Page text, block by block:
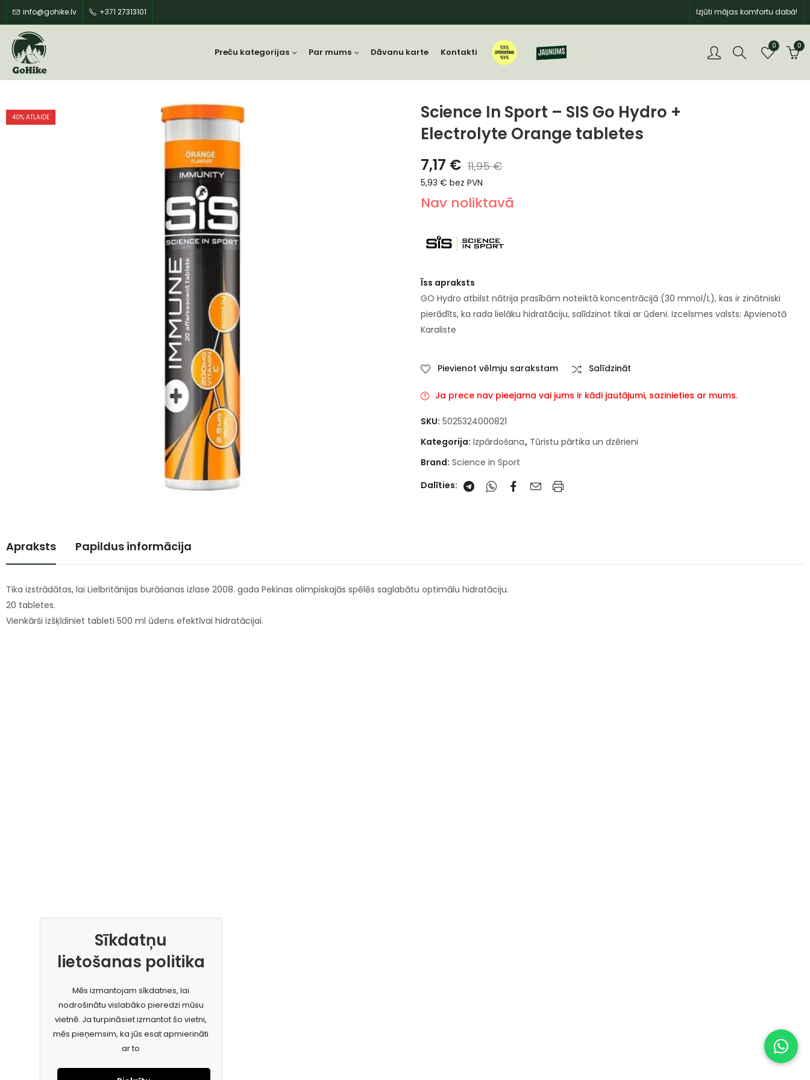
info@gohike.lv +371 27313101 Izjūti mājas komfortu dabā!
Preču kategorijas Par mums Dāvanu karte Kontakti
0 0
40% ATLAIDE
Science In Sport – SIS Go Hydro +
Electrolyte Orange tabletes
7,17 € 11,95€
5,93 € bez PVN
Nav noliktavā
Īss apraksts
GO Hydro atbilst nātrija prasībām noteiktā koncentrācijā (30 mmol/L), kas ir zinātniski
pierādīts, ka rada lielāku hidratāciju, salīdzinot tikai ar ūdeni. Izcelsmes valsts: Apvienotā
Karaliste
Pievienot vēlmju sarakstam Salīdzināt
Ja prece nav pieejama vai jums ir kādi jautājumi, sazinieties ar mums.
SKU: 5025324000821
Kategorija: Izpārdošana, Tūristu pārtika un dzērieni
Brand: Science in Sport
Dalīties:
Apraksts Papildus informācija
Tika izstrādātas, lai Lielbritānijas burāšanas izlase 2008. gada Pekinas olimpiskajās spēlēs saglabātu optimālu hidratāciju.
20 tabletes.
Vienkārši izšķīdiniet tableti 500 ml ūdens efektīvai hidratācijai.
Sīkdatņu
lietošanas politika
Mēs izmantojam sīkdatnes, lai
nodrošinātu vislabāko pieredzi mūsu
vietnē. Ja turpināsiet izmantot šo vietni,
mēs pieņemsim, ka jūs esat apmierināti
ar to